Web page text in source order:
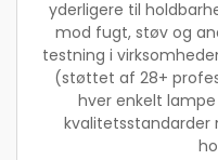
yderligere til
mod fugt, støv og
testning i
(støttet af 28+
hver enkelt
kvalitetsstandarder